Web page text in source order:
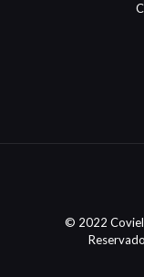
© 2022